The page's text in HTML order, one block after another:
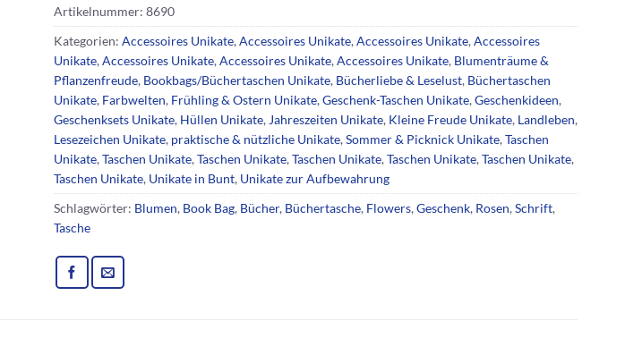
Artikelnummer: 8690
Kategorien: Accessoires Unikate,Accessoires Unikate,Accessoires Unikate,Accessoires
Unikate,Accessoires Unikate,Accessoires Unikate,Accessoires Unikate, Blumenträume &
Pflanzenfreude, Bookbags/Büchertaschen Unikate, Bücherliebe & Leselust, Büchertaschen
Unikate, Farbwelten, Frühling & Ostern Unikate,Geschenk-Taschen Unikate,Geschenkideen,
Geschenksets Unikate, Hüllen Unikate, Jahreszeiten Unikate, Kleine Freude Unikate, Landleben,
Lesezeichen Unikate, praktische & nützliche Unikate,Sommer & Picknick Unikate,Taschen
Unikate,Taschen Unikate,Taschen Unikate,Taschen Unikate,Taschen Unikate,Taschen Unikate,
Taschen Unikate, Unikate in Bunt, Unikate zur Aufbewahrung
Schlagwörter: Blumen, Book Bag, Bücher, Büchertasche, Flowers,Geschenk, Rosen,Schrift,
Tasche